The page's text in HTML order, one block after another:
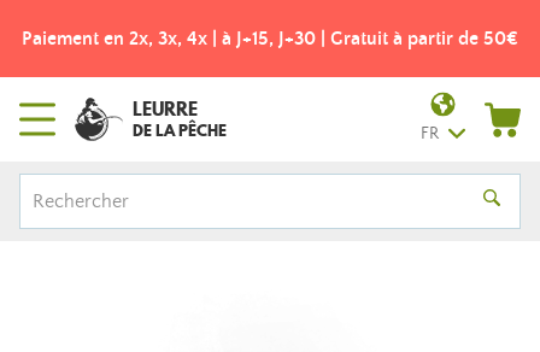
Paiement en 2x, 3x, 4x | à J+15, J+30 | Gratuit à partir de 50€
LEURRE
DE LA PÊCHE FR